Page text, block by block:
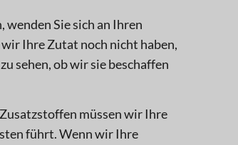
Sie sich an Ihren
Ihre Zutat noch nicht haben,
sehen, ob wir sie beschaffen
müssen wir Ihre
führt. Wenn wir Ihre